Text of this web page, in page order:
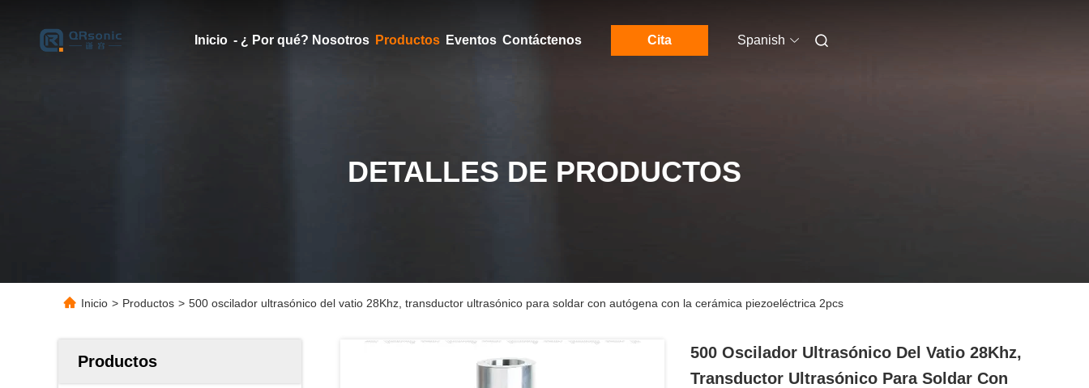
Inicio - ¿ Por qué? Nosotros Productos Eventos Contáctenos Cita Spanish
DETALLES DE PRODUCTOS
Inicio > Productos > 500 oscilador ultrasónico del vatio 28Khz, transductor ultrasónico para soldar con autógena con la cerámica piezoeléctrica 2pcs
Productos
500 Oscilador Ultrasónico Del Vatio 28Khz,
Transductor Ultrasónico Para Soldar Con